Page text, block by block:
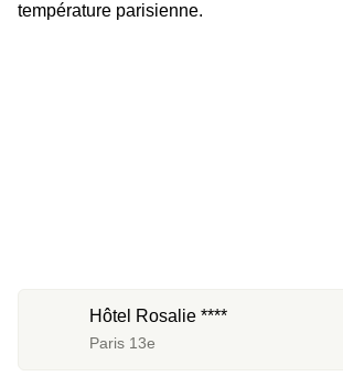
température parisienne.
Hôtel Rosalie ****
Paris 13e